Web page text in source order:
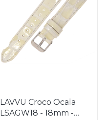
LAVVU Croco Ocala
LSAGW18 - 18mm -